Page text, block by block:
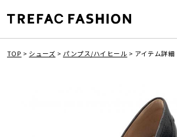
TOP > シューズ > パンプス/ハイヒール > アイテム詳細